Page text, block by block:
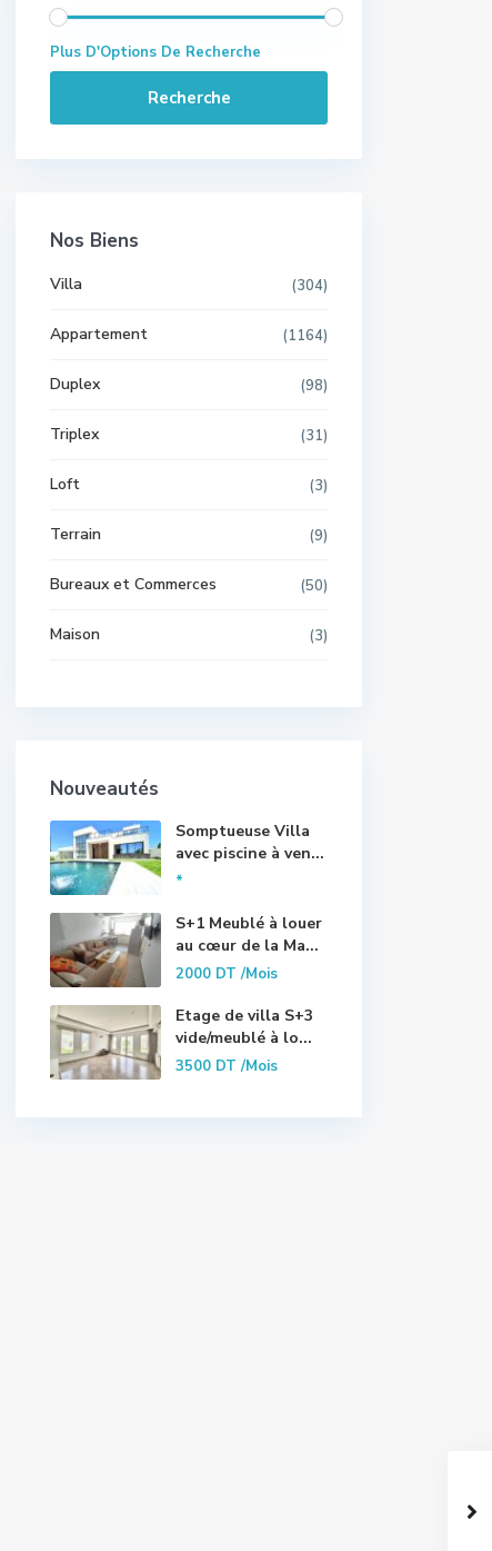
Plus D'Options De Recherche
Recherche
Nos Biens
Villa (304)
Appartement (1164)
Duplex (98)
Triplex (31)
Loft (3)
Terrain (9)
Bureaux et Commerces (50)
Maison (3)
Nouveautés
Somptueuse Villa
avec piscine à ven...
*
S+1 Meublé à louer
au cœur de la Ma...
2000 DT/Mois
Etage de villa S+3
vide/meublé à lo...
3500 DT/Mois